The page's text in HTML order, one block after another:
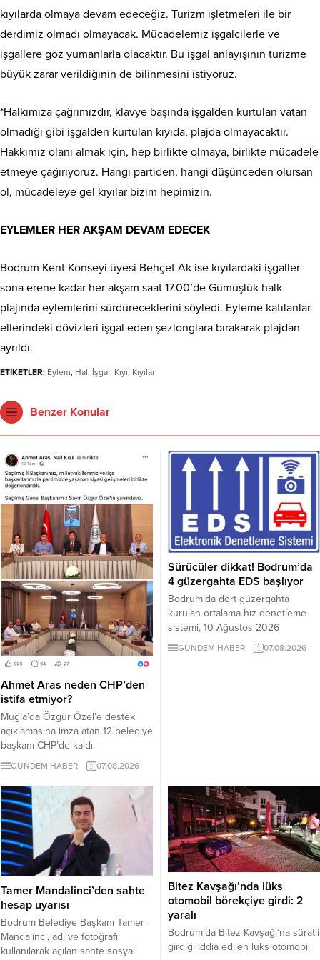
kıyılarda olmaya devam edeceğiz. Turizm işletmeleri ile bir
derdimiz olmadı olmayacak. Mücadelemiz işgalcilerle ve
işgallere göz yumanlarla olacaktır. Bu işgal anlayışının turizme
büyük zarar verildiğinin de bilinmesini istiyoruz.
*Halkımıza çağrımızdır, klavye başında işgalden kurtulan vatan
olmadığı gibi işgalden kurtulan kıyıda, plajda olmayacaktır.
Hakkımız olanı almak için, hep birlikte olmaya, birlikte mücadele
etmeye çağırıyoruz. Hangi partiden, hangi düşünceden olursan
ol, mücadeleye gel kıyılar bizim hepimizin.
EYLEMLER HER AKŞAM DEVAM EDECEK
Bodrum Kent Konseyi üyesi Behçet Ak ise kıyılardaki işgaller
sona erene kadar her akşam saat 17.00’de Gümüşlük halk
plajında eylemlerini sürdüreceklerini söyledi. Eyleme katılanlar
ellerindeki dövizleri işgal eden şezlonglara bırakarak plajdan
ayrıldı.
ETİKETLER: Eylem, Hal, İşgal, Kıyı, Kıyılar
Benzer Konular
Ahmet Aras neden CHP’den
istifa etmiyor?
Muğla’da Özgür Özel’e destek
açıklamasına imza atan 12 belediye
başkanı CHP’de kaldı.
Milletvekilleri Yeni Parti’ye
geçerken belediye başkanlarının
tutumu ve CHP yönetiminin
sessizliği tartışılıyor.
GÜNDEM HABER 07.08.2026
Sürücüler dikkat! Bodrum’da
4 güzergahta EDS başlıyor
Bodrum’da dört güzergahta
kurulan ortalama hız denetleme
sistemi, 10 Ağustos 2026
Pazartesi günü devreye girecek.
İşte EDS uygulanacak yollar.
GÜNDEM HABER 07.08.2026
Tamer Mandalinci’den sahte
hesap uyarısı
Bodrum Belediye Başkanı Tamer
Mandalinci, adı ve fotoğrafı
kullanılarak açılan sahte sosyal
Bitez Kavşağı’nda lüks
otomobil börekçiye girdi: 2
yaralı
Bodrum’da Bitez Kavşağı’na süratli
girdiği iddia edilen lüks otomobil